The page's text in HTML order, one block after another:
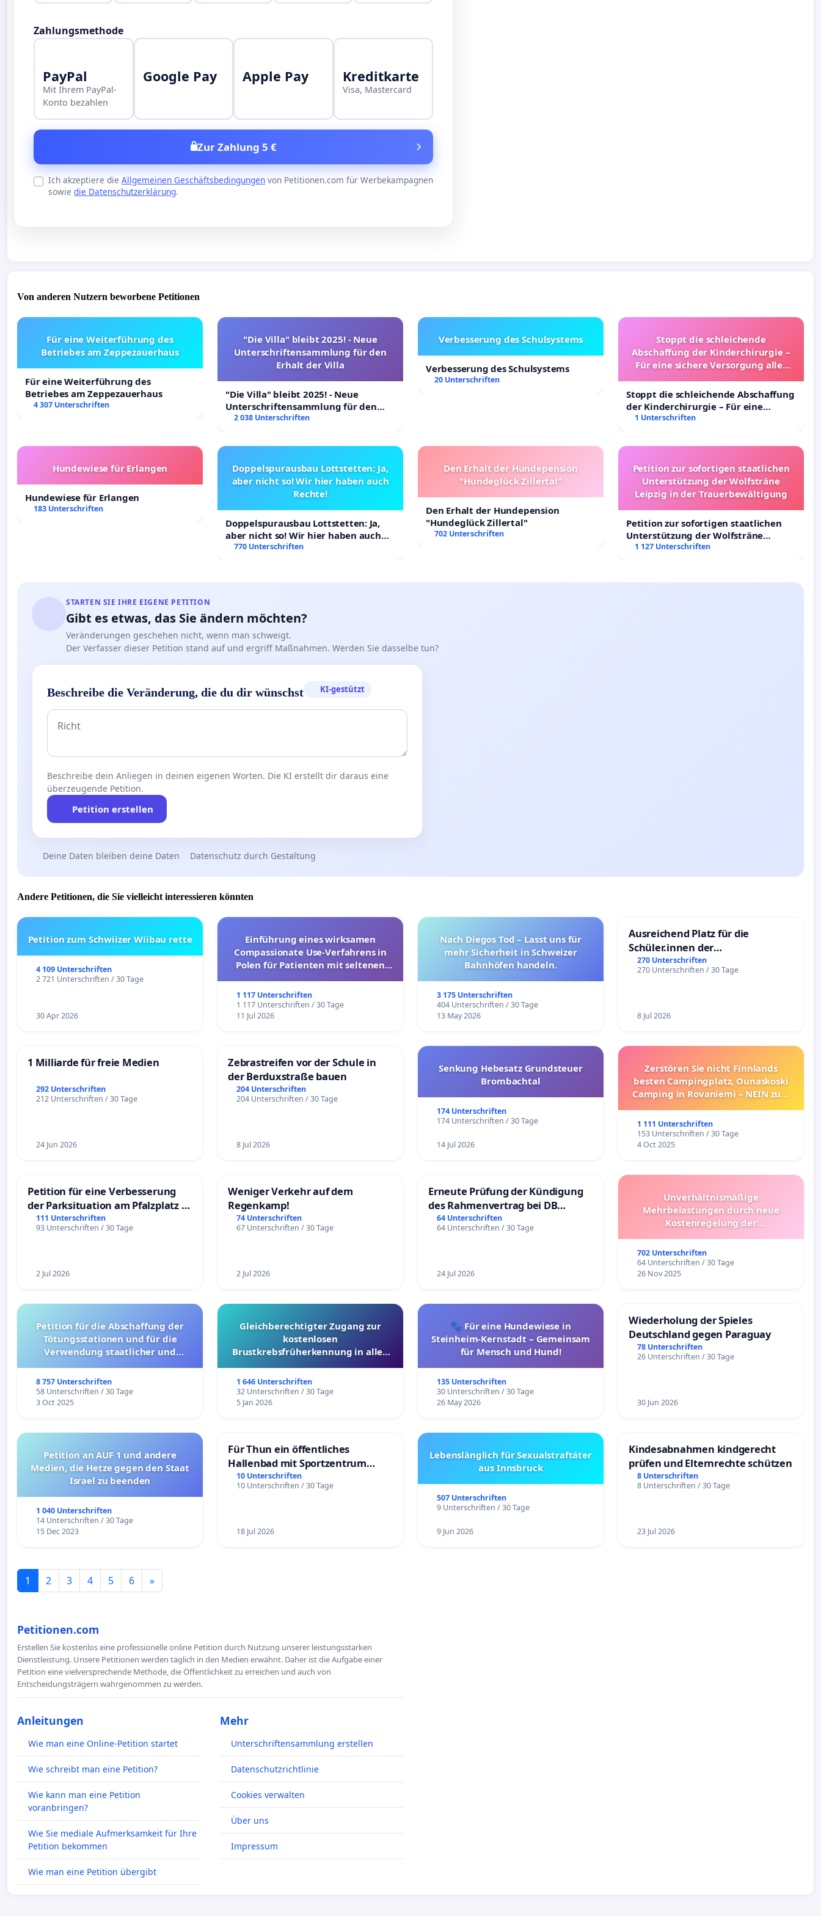
Zahlungsmethode
PayPal
Mit Ihrem PayPal-
Konto bezahlen
Google Pay Apple Pay Kreditkarte
Visa, Mastercard
Zur Zahlung 5 €
Ich akzeptiere die Allgemeinen Geschäftsbedingungen von Petitionen.com für Werbekampagnen
sowie die Datenschutzerklärung.
Von anderen Nutzern beworbene Petitionen
Für eine Weiterführung des
Betriebes am Zeppezauerhaus
Für eine Weiterführung des
Betriebes am Zeppezauerhaus
4 307 Unterschriften
"Die Villa" bleibt 2025! - Neue
Unterschriftensammlung für den
Erhalt der Villa
"Die Villa" bleibt 2025! - Neue
Unterschriftensammlung für den
Erhalt der Villa
2 038 Unterschriften
Verbesserung des Schulsystems
Verbesserung des Schulsystems
20 Unterschriften
Stoppt die schleichende
Abschaffung der Kinderchirurgie –
Für eine sichere Versorgung aller
Stoppt die schleichende Abschaffung
der Kinderchirurgie – Für eine
sichere Versorgung aller Kinder in
1 Unterschriften
Hundewiese für Erlangen
Hundewiese für Erlangen
183 Unterschriften
Doppelspurausbau Lottstetten: Ja,
aber nicht so! Wir hier haben auch
Rechte!
Doppelspurausbau Lottstetten: Ja,
aber nicht so! Wir hier haben auch
Rechte!
770 Unterschriften
Den Erhalt der Hundepension
"Hundeglück Zillertal"
Den Erhalt der Hundepension
"Hundeglück Zillertal"
702 Unterschriften
Petition zur sofortigen staatlichen
Unterstützung der Wolfsträne
Leipzig in der Trauerbewältigung
Petition zur sofortigen staatlichen
Unterstützung der Wolfsträne
Leipzig in der Trauerbewältigung
1 127 Unterschriften
STARTEN SIE IHRE EIGENE PETITION
Gibt es etwas, das Sie ändern möchten?
Veränderungen geschehen nicht, wenn man schweigt.
Der Verfasser dieser Petition stand auf und ergriff Maßnahmen. Werden Sie dasselbe tun?
Beschreibe die Veränderung, die du dir wünschst KI-gestützt
Beschreibe dein Anliegen in deinen eigenen Worten. Die KI erstellt dir daraus eine
überzeugende Petition.
Petition erstellen
Deine Daten bleiben deine Daten Datenschutz durch Gestaltung
Andere Petitionen, die Sie vielleicht interessieren könnten
Petition zum Schwiizer Wiibau rette
4 109 Unterschriften
2 721 Unterschriften / 30 Tage
30 Apr 2026
Einführung eines wirksamen
Compassionate Use-Verfahrens in
Polen für Patienten mit seltenen
1 117 Unterschriften
1 117 Unterschriften / 30 Tage
11 Jul 2026
Nach Diegos Tod – Lasst uns für
mehr Sicherheit in Schweizer
Bahnhöfen handeln.
3 175 Unterschriften
404 Unterschriften / 30 Tage
13 May 2026
Ausreichend Platz für die
Schüler.innen der
Schönbergschule
270 Unterschriften
270 Unterschriften / 30 Tage
8 Jul 2026
1 Milliarde für freie Medien
292 Unterschriften
212 Unterschriften / 30 Tage
24 Jun 2026
Zebrastreifen vor der Schule in
der Berduxstraße bauen
204 Unterschriften
204 Unterschriften / 30 Tage
8 Jul 2026
Senkung Hebesatz Grundsteuer
Brombachtal
174 Unterschriften
174 Unterschriften / 30 Tage
14 Jul 2026
Zerstören Sie nicht Finnlands
besten Campingplatz, Ounaskoski
Camping in Rovaniemi – NEIN zum
1 111 Unterschriften
153 Unterschriften / 30 Tage
4 Oct 2025
Petition für eine Verbesserung
der Parksituation am Pfalzplatz in
Mannheim
111 Unterschriften
93 Unterschriften / 30 Tage
2 Jul 2026
Weniger Verkehr auf dem
Regenkamp!
74 Unterschriften
67 Unterschriften / 30 Tage
2 Jul 2026
Erneute Prüfung der Kündigung
des Rahmenvertrag bei DB
Fahrwegdienste Gmbh
64 Unterschriften
64 Unterschriften / 30 Tage
24 Jul 2026
Unverhältnismäßige
Mehrbelastungen durch neue
Kostenregelung der
Überprüfung und Alternativen
702 Unterschriften
64 Unterschriften / 30 Tage
26 Nov 2025
Petition für die Abschaffung der
Tötungsstationen und für die
Verwendung staatlicher und
8 757 Unterschriften
58 Unterschriften / 30 Tage
3 Oct 2025
Gleichberechtigter Zugang zur
kostenlosen
Brustkrebsfrüherkennung in allen
1 646 Unterschriften
32 Unterschriften / 30 Tage
5 Jan 2026
🐾 Für eine Hundewiese in
Steinheim-Kernstadt – Gemeinsam
für Mensch und Hund!
135 Unterschriften
30 Unterschriften / 30 Tage
26 May 2026
Wiederholung der Spieles
Deutschland gegen Paraguay
78 Unterschriften
26 Unterschriften / 30 Tage
30 Jun 2026
Petition an AUF 1 und andere
Medien, die Hetze gegen den Staat
Israel zu beenden
1 040 Unterschriften
14 Unterschriften / 30 Tage
15 Dec 2023
Für Thun ein öffentliches
Hallenbad mit Sportzentrum
schaffen
10 Unterschriften
10 Unterschriften / 30 Tage
18 Jul 2026
Lebenslänglich für Sexualstraftäter
aus Innsbruck
507 Unterschriften
9 Unterschriften / 30 Tage
9 Jun 2026
Kindesabnahmen kindgerecht
prüfen und Elternrechte schützen
8 Unterschriften
8 Unterschriften / 30 Tage
23 Jul 2026
1 2 3 4 5 6 »
Petitionen.com
Erstellen Sie kostenlos eine professionelle online Petition durch Nutzung unserer leistungsstarken
Dienstleistung. Unsere Petitionen werden täglich in den Medien erwähnt. Daher ist die Aufgabe einer
Petition eine vielversprechende Methode, die Öffentlichkeit zu erreichen und auch von
Entscheidungsträgern wahrgenommen zu werden.
Anleitungen
Wie man eine Online-Petition startet
Wie schreibt man eine Petition?
Wie kann man eine Petition
voranbringen?
Wie Sie mediale Aufmerksamkeit für Ihre
Petition bekommen
Wie man eine Petition übergibt
Mehr
Unterschriftensammlung erstellen
Datenschutzrichtlinie
Cookies verwalten
Über uns
Impressum